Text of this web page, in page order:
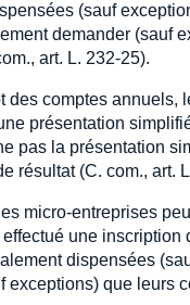
(sauf
demander (sauf
art. L. 232-25).
des comptes
présentation
pas la présentation
résultat (C. com., art.
micro-entreprises
une inscription
dispensées
exceptions) que leurs